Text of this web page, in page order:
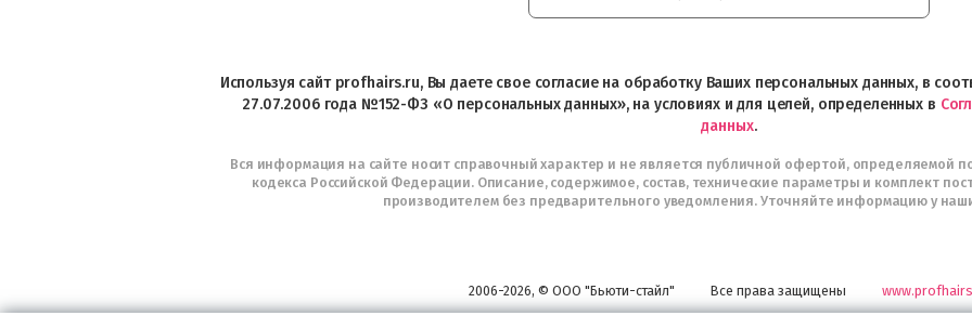
Используя сайт profhairs.ru, Вы даете свое согласие на обработку Ваших персональных данных, в
27.07.2006 года №152-ФЗ «О персональных данных», на условиях и для целей, определенных в
данных.
Вся информация на сайте носит справочный характер и не является публичной офертой, определяемой
кодекса Российской Федерации. Описание, содержимое, состав, технические параметры и комплект
производителем без предварительного уведомления. Уточняйте информацию у
2006-2026, © ООО "Бьюти-стайл" Все права защищены